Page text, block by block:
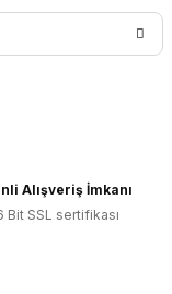
Alışveriş İmkanı
Bit SSL sertifikası